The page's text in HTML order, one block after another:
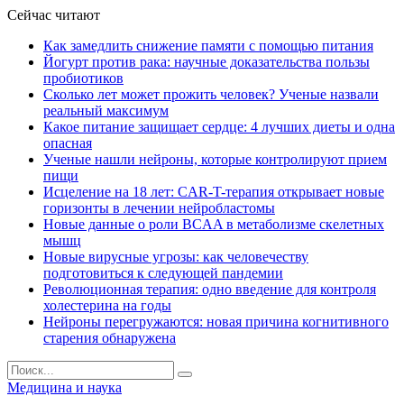
Сейчас читают
Как замедлить снижение памяти с помощью питания
Йогурт против рака: научные доказательства пользы
пробиотиков
Сколько лет может прожить человек? Ученые назвали
реальный максимум
Какое питание защищает сердце: 4 лучших диеты и одна
опасная
Ученые нашли нейроны, которые контролируют прием
пищи
Исцеление на 18 лет: CAR-T-терапия открывает новые
горизонты в лечении нейробластомы
Новые данные о роли BCAA в метаболизме скелетных
мышц
Новые вирусные угрозы: как человечеству
подготовиться к следующей пандемии
Революционная терапия: одно введение для контроля
холестерина на годы
Нейроны перегружаются: новая причина когнитивного
старения обнаружена
Медицина и наука